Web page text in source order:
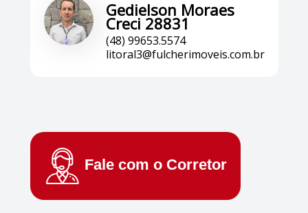
Gedielson Moraes
Creci 28831
(48) 99653.5574
litoral3@fulcherimoveis.com.br
Fale com o Corretor